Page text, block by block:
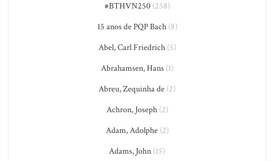
#BTHVN250(258)
15 anos de PQP Bach(8)
Abel, Carl Friedrich(5)
Abrahamsen, Hans(1)
Abreu, Zequinha de (2)
Achron, Joseph(2)
Adam, Adolphe(2)
Adams, John (15)